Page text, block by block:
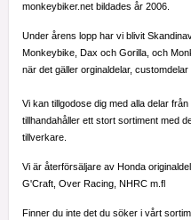
monkeybiker.net bildades år 2006.
Under årens lopp har vi blivit
Monkeybike, Dax och Gorilla, och
när det gäller orginaldelar,
Vi kan tillgodose dig med alla delar
tillhandahåller ett stort sortiment med
tillverkare.
Vi är återförsäljare av Honda
G'Craft, Over Racing, NHRC m.fl
Finner du inte det du söker i vårt